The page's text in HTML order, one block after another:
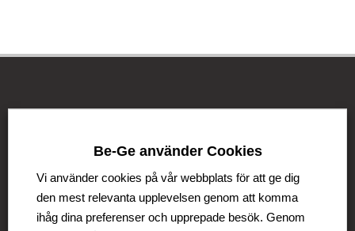
Be-Ge Koncernen är en familjeägd företagsgrupp med
verksamhet i Sverige, Danmark, Storbritannien,
Litauen, Nederländerna och Tyskland. Koncernen
omfattar affärsområdena Be-Ge Seating Division,
Be-Ge Component Division och Be-Ge Vehicle
Be-Ge använder Cookies
Vi använder cookies på vår webbplats för att ge dig
den mest relevanta upplevelsen genom att komma
ihåg dina preferenser och upprepade besök. Genom